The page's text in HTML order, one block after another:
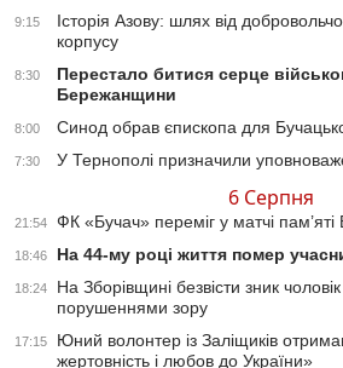
9:15
Історія Азову: шлях від
корпусу
8:30
Перестало битися серце
Бережанщини
8:00 Синод обрав єпископа для
7:30 У Тернополі призначили
6 Серпня
21:54 ФК «Бучач» переміг у матчі
18:46 На 44-му році життя помер
18:24
На Зборівщині безвісти зник
порушеннями зору
17:15
Юний волонтер із Заліщиків
жертовність і любов до України»